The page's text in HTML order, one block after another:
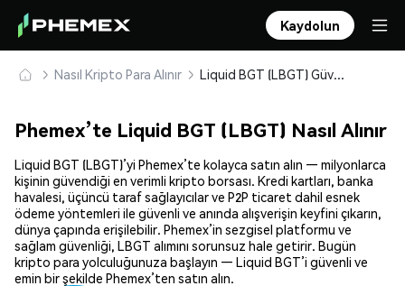
Kaydolun
Nasıl Kripto Para Alınır Liquid BGT (LBGT) Güvenle Satın Alın ve Saklayın
Phemex’te Liquid BGT (LBGT) Nasıl Alınır
Liquid BGT (LBGT)’yi Phemex’te kolayca satın alın — milyonlarca
kişinin güvendiği en verimli kripto borsası. Kredi kartları, banka
havalesi, üçüncü taraf sağlayıcılar ve P2P ticaret dahil esnek
ödeme yöntemleri ile güvenli ve anında alışverişin keyfini çıkarın,
dünya çapında erişilebilir. Phemex’in sezgisel platformu ve
sağlam güvenliği, LBGT alımını sorunsuz hale getirir. Bugün
kripto para yolculuğunuza başlayın — Liquid BGT’i güvenli ve
emin bir şekilde Phemex’ten satın alın.